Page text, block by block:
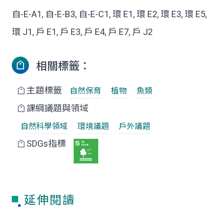
自-E-A1, 自-E-B3, 自-E-C1, 環 E1, 環 E2, 環 E3, 環 E5,
環 J1, 戶 E1, 戶 E3, 戶 E4, 戶 E7, 戶 J2
相關標籤：
主題標籤 自然保育 植物 魚類
課綱議題與領域
自然科學領域 環境議題 戶外議題
SDGs指標
延伸閱讀